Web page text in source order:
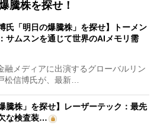
騰株を探せ！
氏「明日の爆騰株」を探せ】トーメン
サムスンを通じて世界のAIメモリ需
メディアに出演するグローバルリン
松信博氏が、最新…
騰株」を探せ】レーザーテック：最先
な検査装…